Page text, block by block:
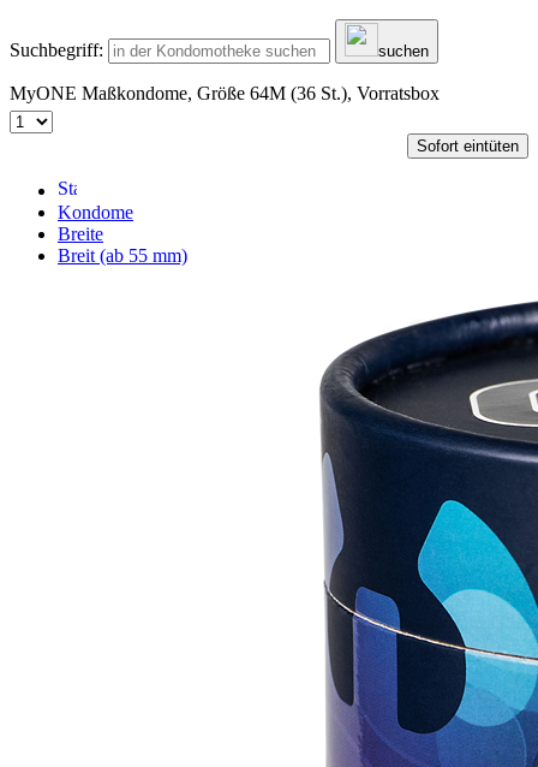
Suchbegriff: suchen
MyONE Maßkondome, Größe 64M (36 St.), Vorratsbox
Sofort eintüten
Kondome
Breite
Breit (ab 55 mm)